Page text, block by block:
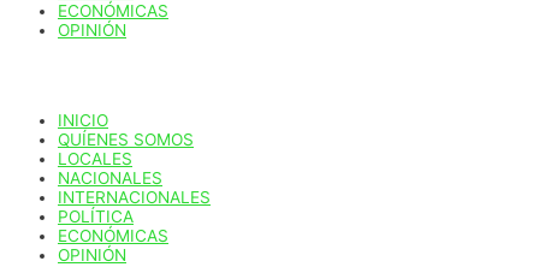
ECONÓMICAS
OPINIÓN
INICIO
QUÍENES SOMOS
LOCALES
NACIONALES
INTERNACIONALES
POLÍTICA
ECONÓMICAS
OPINIÓN